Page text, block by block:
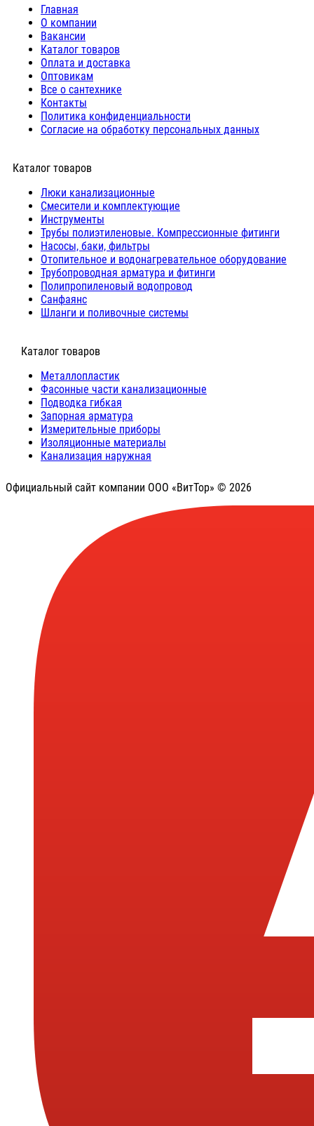
Главная
О компании
Вакансии
Каталог товаров
Оплата и доставка
Оптовикам
Все о сантехнике
Контакты
Политика конфиденциальности
Согласие на обработку персональных данных
Каталог товаров
Люки канализационные
Cмесители и комплектующие
Инструменты
Трубы полиэтиленовые. Компрессионные фитинги
Насосы, баки, фильтры
Отопительное и водонагревательное оборудование
Трубопроводная арматура и фитинги
Полипропиленовый водопровод
Санфаянс
Шланги и поливочные системы
⠀Каталог товаров
Металлопластик
Фасонные части канализационные
Подводка гибкая
Запорная арматура
Измерительные приборы
Изоляционные материалы
Канализация наружная
Официальный сайт компании ООО «ВитТор» © 2026